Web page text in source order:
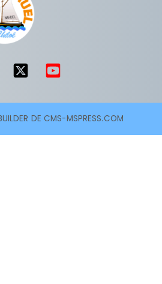
DE CMS-MSPRESS.COM